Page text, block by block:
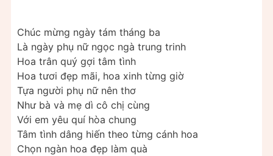
Chúc mừng ngày tám tháng ba
Là ngày phụ nữ ngọc ngà trung trinh
Hoa trân quý gợi tâm tình
Hoa tươi đẹp mãi, hoa xinh từng giờ
Tựa người phụ nữ nên thơ
Như bà và mẹ dì cô chị cùng
Với em yêu quí hòa chung
Tâm tình dâng hiến theo từng cánh hoa
Chọn ngàn hoa đẹp làm quà